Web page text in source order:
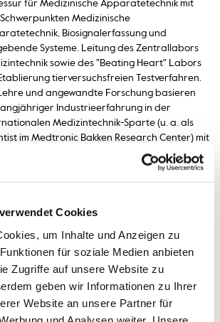
Cookies
um Inhalte und Anzeigen zu
für soziale Medien anbieten
Zugriffe auf unsere Website zu
geben wir Informationen zu Ihrer
Website an unsere Partner für
für Medizinische Apparatetechnik mit
Medizinische
Biosignalerfassung und
Systeme. Leitung des Zentrallabors
sowie des "Beating Heart" Labors
tierversuchsfreien Testverfahren.
und angewandte Forschung basieren
Industrieerfahrung in der
Medizintechnik-Sparte (u. a. als
im Medtronic Bakken Research Center) mit
Expertise in der Katheterablation und
+49 4714823242